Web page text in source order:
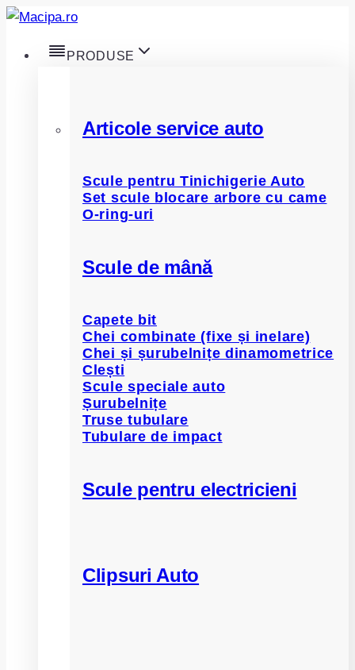
Skip
content
PRODUSE
Articole service auto
Scule pentru Tinichigerie Auto
Set scule blocare arbore cu came
O-ring-uri
Scule de mână
Capete bit
Chei combinate (fixe și inelare)
Chei și șurubelnițe dinamometrice
Clești
Scule speciale auto
Șurubelnițe
Truse tubulare
Tubulare de impact
Scule pentru electricieni
Clipsuri Auto